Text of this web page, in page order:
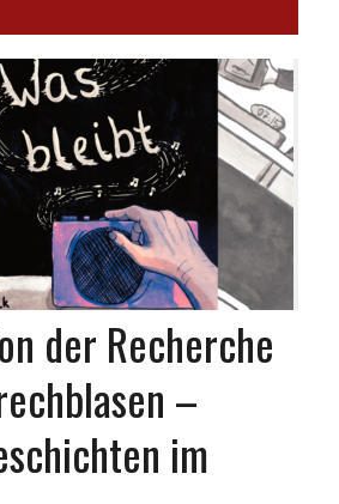
der Recherche
–
im